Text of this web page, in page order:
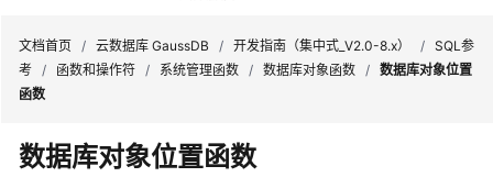
新
动
文档首页 / 云数据库 GaussDB / 开发指南（集中式_V2.0-8.x） / SQL参
考 / 函数和操作符 / 系统管理函数 / 数据库对象函数 / 数据库对象位置
函数
数据库对象位置函数